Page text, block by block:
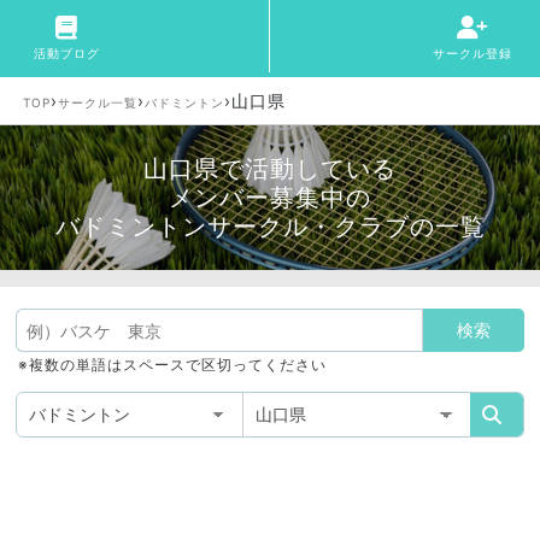
活動ブログ サークル登録
TOP›サークル一覧 › バドミントン ›山口県
山口県で活動している
メンバー募集中の
バドミントンサークル・クラブの一覧
※複数の単語はスペースで区切ってください